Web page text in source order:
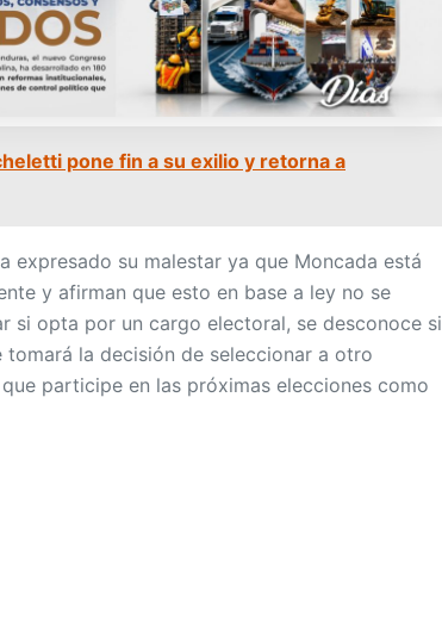
pone fin a su exilio y retorna a
expresado su malestar ya que Moncada está
y afirman que esto en base a ley no se
si opta por un cargo electoral, se desconoce si
la decisión de seleccionar a otro
participe en las próximas elecciones como